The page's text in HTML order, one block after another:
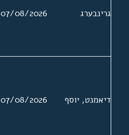
גרינבערג 07/08/2026
דיאמנט, יוסף 07/08/2026